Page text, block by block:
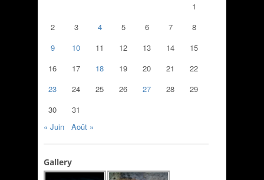
1
2
3 4 5 6 7
8
9
10 11 12 13 14
15
16
17 18 19 20 21
22
23
24 25 26 27 28
29
30
31
« Juin
Août »
Gallery